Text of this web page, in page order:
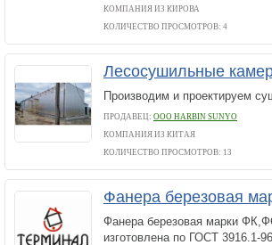
КОМПАНИЯ ИЗ КИРОВА
КОЛИЧЕСТВО ПРОСМОТРОВ: 4
Лесосушильные
Производим и проектируем
ПРОДАВЕЦ: ООО HARBIN SUNYO
КОМПАНИЯ ИЗ КИТАЯ
КОЛИЧЕСТВО ПРОСМОТРОВ: 13
Фанера березовая
Фанера березовая марки
изготовлена по ГОСТ 3916.1-